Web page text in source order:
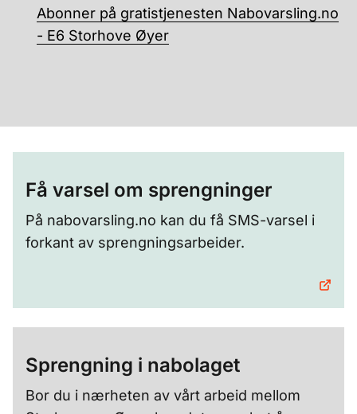
Abonner på gratistjenesten Nabovarsling.no
- E6 Storhove Øyer
Få varsel om sprengninger
På nabovarsling.no kan du få SMS-varsel i
forkant av sprengningsarbeider.
Sprengning i nabolaget
Bor du i nærheten av vårt arbeid mellom